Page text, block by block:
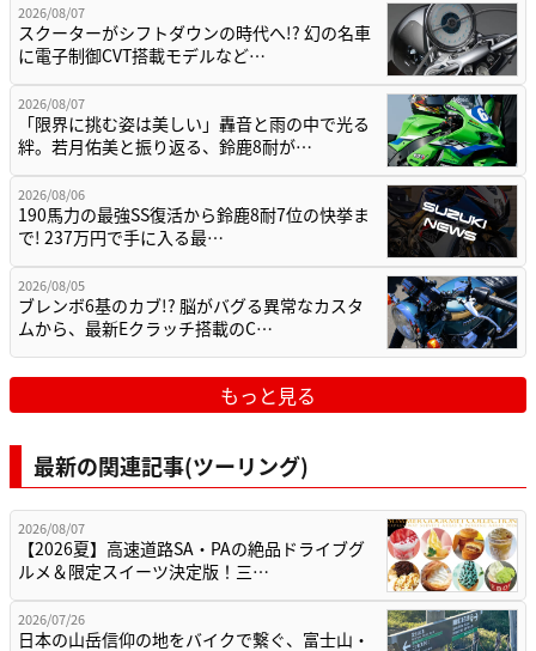
2026/08/07
スクーターがシフトダウンの時代へ!? 幻の名車
に電子制御CVT搭載モデルなど…
2026/08/07
「限界に挑む姿は美しい」轟音と雨の中で光る
絆。若月佑美と振り返る、鈴鹿8耐が…
2026/08/06
190馬力の最強SS復活から鈴鹿8耐7位の快挙ま
で! 237万円で手に入る最…
2026/08/05
ブレンボ6基のカブ!? 脳がバグる異常なカスタ
ムから、最新Eクラッチ搭載のC…
もっと見る
最新の関連記事(ツーリング)
2026/08/07
【2026夏】高速道路SA・PAの絶品ドライブグ
ルメ＆限定スイーツ決定版！三…
2026/07/26
日本の山岳信仰の地をバイクで繋ぐ、富士山・